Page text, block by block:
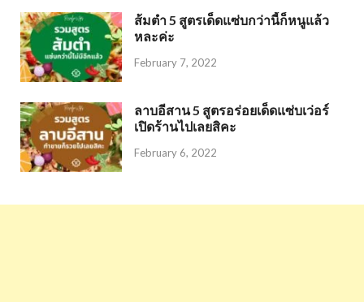
ส้มตำ 5 สูตรเด็ดแซ่บกว่านี้ก็หนูแล้ว
หละค่ะ
February 7, 2022
ลาบอีสาน 5 สูตรอร่อยเด็ดแซ่บเว่อร์
เปิดร้านไปเลยสิคะ
February 6, 2022